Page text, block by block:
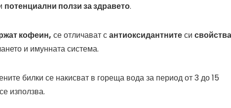
потенциални ползи за здравето.
кофеин, се отличават сантиоксидантнитеси свойства
и имунната система.
билки се накисват в гореща вода за период от 3 до 15
използва.